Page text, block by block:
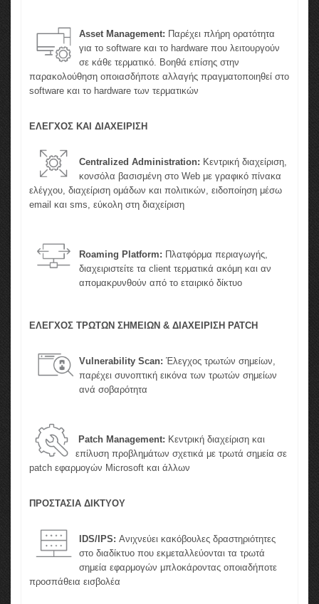
Asset Management: Παρέχει πλήρη ορατότητα
για το software και το hardware που λειτουργούν
σε κάθε τερματικό. Βοηθά επίσης στην
παρακολούθηση οποιασδήποτε αλλαγής πραγματοποιηθεί στο
software και το hardware των τερματικών
ΕΛΕΓΧΟΣ ΚΑΙ ΔΙΑΧΕΙΡΙΣΗ
Centralized Administration: Κεντρική διαχείριση,
κονσόλα βασισμένη στο Web με γραφικό πίνακα
ελέγχου, διαχείριση ομάδων και πολιτικών, ειδοποίηση μέσω
email και sms, εύκολη στη διαχείριση
Roaming Platform: Πλατφόρμα περιαγωγής,
διαχειριστείτε τα client τερματικά ακόμη και αν
απομακρυνθούν από το εταιρικό δίκτυο
ΕΛΕΓΧΟΣ ΤΡΩΤΩΝ ΣΗΜΕΙΩΝ & ΔΙΑΧΕΙΡΙΣΗ PATCH
Vulnerability Scan: Έλεγχος τρωτών σημείων,
παρέχει συνοπτική εικόνα των τρωτών σημείων
ανά σοβαρότητα
Patch Management: Κεντρική διαχείριση και
επίλυση προβλημάτων σχετικά με τρωτά σημεία σε
patch εφαρμογών Microsoft και άλλων
ΠΡΟΣΤΑΣΙΑ ΔΙΚΤΥΟΥ
IDS/IPS: Ανιχνεύει κακόβουλες δραστηριότητες
στο διαδίκτυο που εκμεταλλεύονται τα τρωτά
σημεία εφαρμογών μπλοκάροντας οποιαδήποτε
προσπάθεια εισβολέα